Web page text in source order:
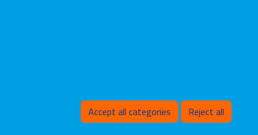
Accept all categories
Withdraw consent
Reject all